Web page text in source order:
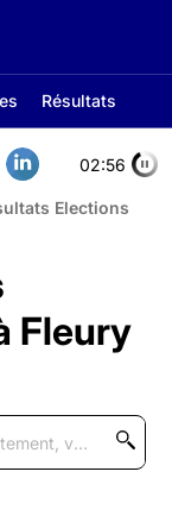
Résultats
02:56
Elections
Fleury